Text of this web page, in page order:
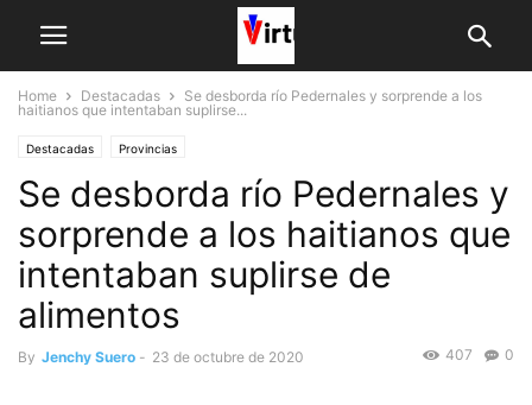
Home Destacadas
Se desborda río Pedernales y sorprende a los
haitianos que intentaban suplirse...
Destacadas Provincias
Se desborda río Pedernales y
sorprende a los haitianos que
intentaban suplirse de
alimentos
By Jenchy Suero - 23 de octubre de 2020 0
407